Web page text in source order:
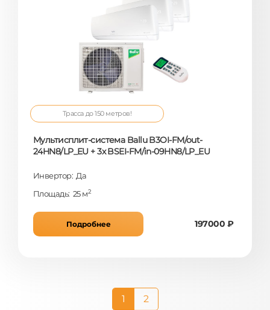
Трасса до 150 метров!
Мультисплит-система Ballu B3OI-FM/out-
24HN8/LP_EU + 3x BSEI-FM/in-09HN8/LP_EU
Инвертор: Да
Площадь: 25 м2
Подробнее 197000 ₽
1 2